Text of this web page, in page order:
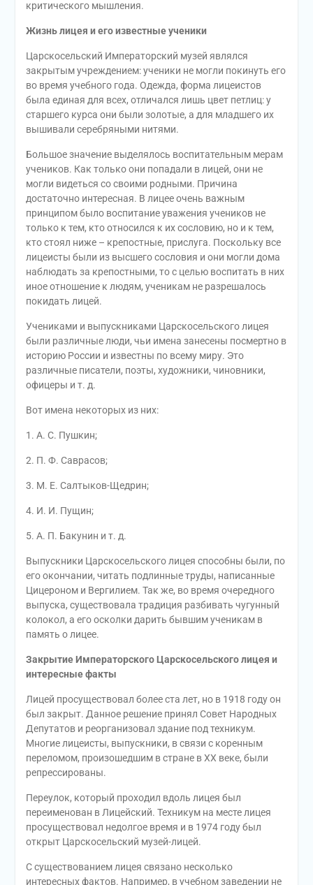
критического мышления.
Жизнь лицея и его известные ученики
Царскосельский Императорский музей являлся
закрытым учреждением: ученики не могли покинуть его
во время учебного года. Одежда, форма лицеистов
была единая для всех, отличался лишь цвет петлиц: у
старшего курса они были золотые, а для младшего их
вышивали серебряными нитями.
Большое значение выделялось воспитательным мерам
учеников. Как только они попадали в лицей, они не
могли видеться со своими родными. Причина
достаточно интересная. В лицее очень важным
принципом было воспитание уважения учеников не
только к тем, кто относился к их сословию, но и к тем,
кто стоял ниже – крепостные, прислуга. Поскольку все
лицеисты были из высшего сословия и они могли дома
наблюдать за крепостными, то с целью воспитать в них
иное отношение к людям, ученикам не разрешалось
покидать лицей.
Учениками и выпускниками Царскосельского лицея
были различные люди, чьи имена занесены посмертно в
историю России и известны по всему миру. Это
различные писатели, поэты, художники, чиновники,
офицеры и т. д.
Вот имена некоторых из них:
1. А. С. Пушкин;
2. П. Ф. Саврасов;
3. М. Е. Салтыков-Щедрин;
4. И. И. Пущин;
5. А. П. Бакунин и т. д.
Выпускники Царскосельского лицея способны были, по
его окончании, читать подлинные труды, написанные
Цицероном и Вергилием. Так же, во время очередного
выпуска, существовала традиция разбивать чугунный
колокол, а его осколки дарить бывшим ученикам в
память о лицее.
Закрытие Императорского Царскосельского лицея и
интересные факты
Лицей просуществовал более ста лет, но в 1918 году он
был закрыт. Данное решение принял Совет Народных
Депутатов и реорганизовал здание под техникум.
Многие лицеисты, выпускники, в связи с коренным
переломом, произошедшим в стране в XX веке, были
репрессированы.
Переулок, который проходил вдоль лицея был
переименован в Лицейский. Техникум на месте лицея
просуществовал недолгое время и в 1974 году был
открыт Царскосельский музей-лицей.
С существованием лицея связано несколько
интересных фактов. Например, в учебном заведении не